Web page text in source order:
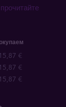
€
€
€